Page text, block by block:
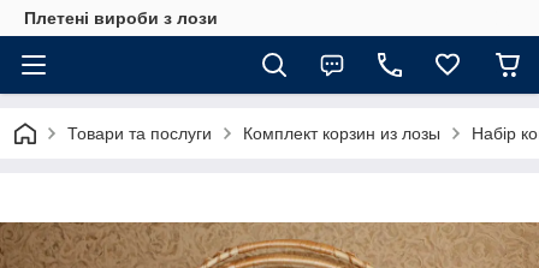
Плетені вироби з лози
Товари та послуги Комплект корзин из лозы Набір